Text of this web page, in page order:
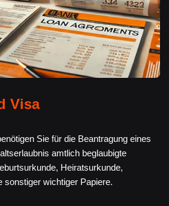
Visa
Sie für die Beantragung eines
amtlich beglaubigte
Heiratsurkunde,
sonstiger wichtiger Papiere.